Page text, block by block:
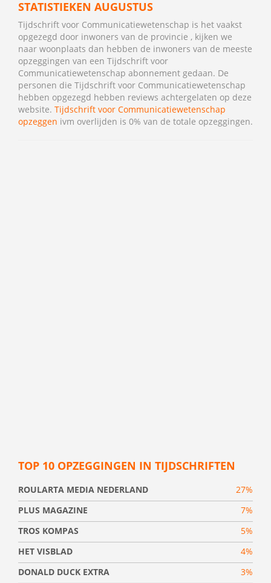
STATISTIEKEN AUGUSTUS
Tijdschrift voor Communicatiewetenschap is het vaakst
opgezegd door inwoners van de provincie , kijken we
naar woonplaats dan hebben de inwoners van de meeste
opzeggingen van een Tijdschrift voor
Communicatiewetenschap abonnement gedaan. De
personen die Tijdschrift voor Communicatiewetenschap
hebben opgezegd hebben reviews achtergelaten op deze
website. Tijdschrift voor Communicatiewetenschap
opzeggen ivm overlijden is 0% van de totale opzeggingen.
TOP 10 OPZEGGINGEN IN TIJDSCHRIFTEN
ROULARTA MEDIA NEDERLAND
27%
PLUS MAGAZINE
7%
TROS KOMPAS
5%
HET VISBLAD
4%
DONALD DUCK EXTRA
3%